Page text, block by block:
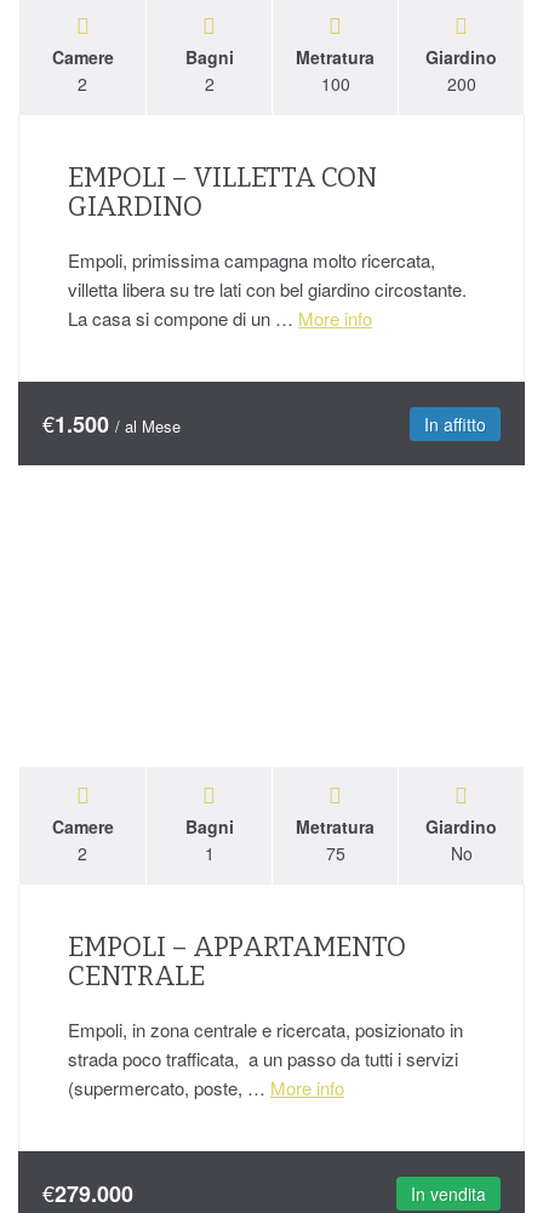
Camere
2
Bagni
2
Metratura
100
Giardino
200
EMPOLI – VILLETTA CON
GIARDINO
Empoli, primissima campagna molto ricercata,
villetta libera su tre lati con bel giardino circostante.
La casa si compone di un … More info
€1.500 / al Mese In affitto
Camere
2
Bagni
1
Metratura
75
Giardino
No
EMPOLI – APPARTAMENTO
CENTRALE
Empoli, in zona centrale e ricercata, posizionato in
strada poco trafficata, a un passo da tutti i servizi
(supermercato, poste, … More info
€279.000 In vendita